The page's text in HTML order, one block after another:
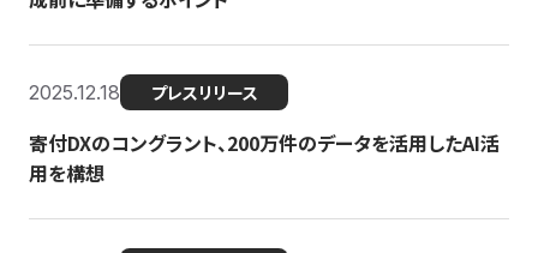
2025.12.18 プレスリリース
寄付DXのコングラント、200万件のデータを活用したAI活
用を構想